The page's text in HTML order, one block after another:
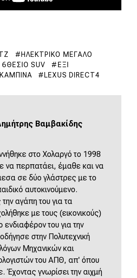
ΗΛΕΚΤΡΙΚΌ ΜΕΓΆΛΟ
SUV
ΈΞΙ
LEXUS DIRECT4
Βαμβακίδης
στο Χολαργό το 1998
να περπατάει, έμαθε και να
σε δύο γλάστρες με το
αυτοκινούμενο.
αγάπη του για τα
με τους (εικονικούς)
του για την
στην Πολυτεχνική
Μηχανικών και
του ΑΠΘ, απ' όπου
Έχοντας γνωρίσει την αιχμή